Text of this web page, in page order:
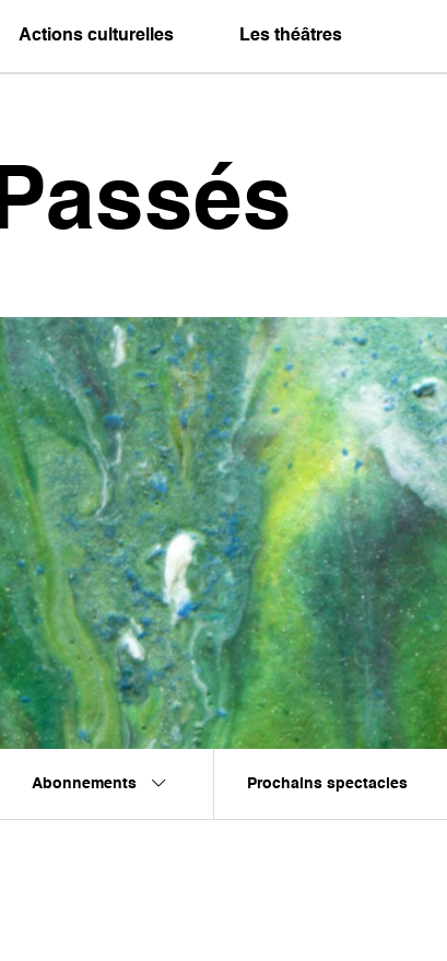
Actions culturelles Les théâtres
Abonnements Prochains spectacles